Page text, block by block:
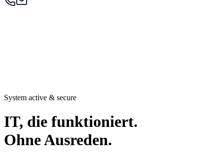
System active & secure
IT, die funktioniert.
Ohne Ausreden.